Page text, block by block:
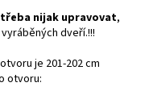
nijak upravovat,
dveří.!!!
je 201-202 cm
otvoru: